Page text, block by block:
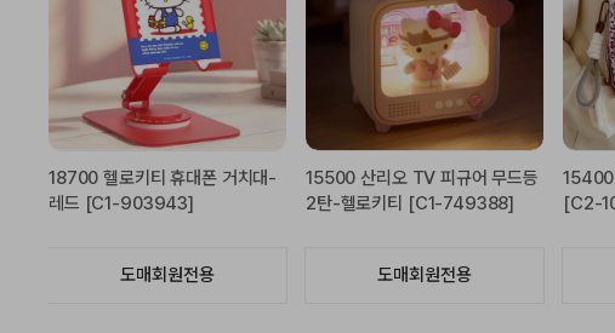
피규어 무드등
749388]
15400 헬로키티 호피 PU 파우치
[C2-107389]
도매회원전용
21000 리락쿠마 당고 데스크 매
트 [B1-069381] 할인판매금지
도매회원전용